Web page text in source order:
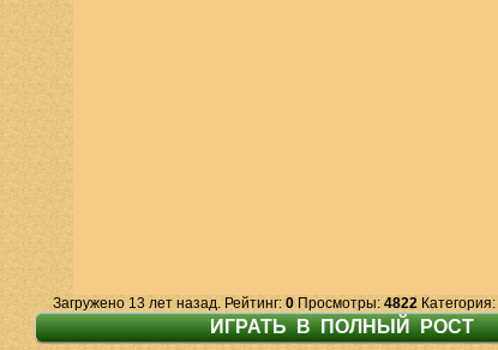
Загружено 13 лет назад. Рейтинг: 0Просмотры: 4822Категория: